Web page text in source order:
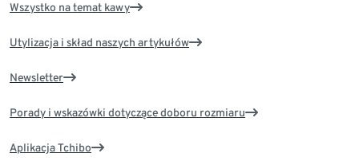
Wszystko na temat kawy
Utylizacja i skład naszych artykułów
Newsletter
Porady i wskazówki dotyczące doboru rozmiaru
Aplikacja Tchibo